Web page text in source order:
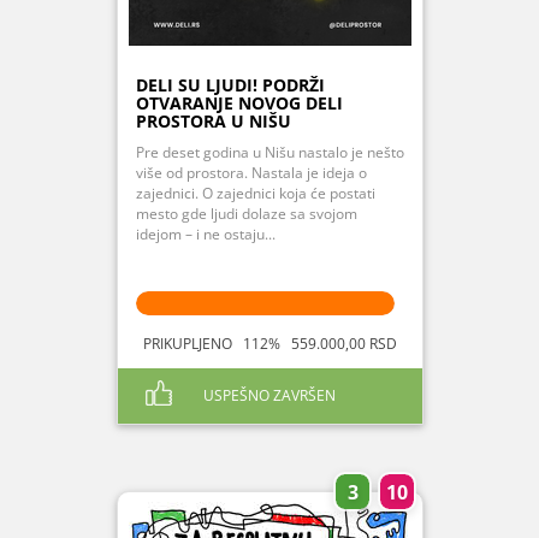
DELI SU LJUDI! PODRŽI
OTVARANJE NOVOG DELI
PROSTORA U NIŠU
Pre deset godina u Nišu nastalo je nešto
više od prostora. Nastala je ideja o
zajednici. O zajednici koja će postati
mesto gde ljudi dolaze sa svojom
idejom – i ne ostaju...
PRIKUPLJENO 112% 559.000,00 RSD
USPEŠNO ZAVRŠEN
3 10